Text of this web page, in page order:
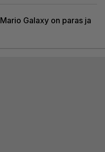
Galaxy on paras ja